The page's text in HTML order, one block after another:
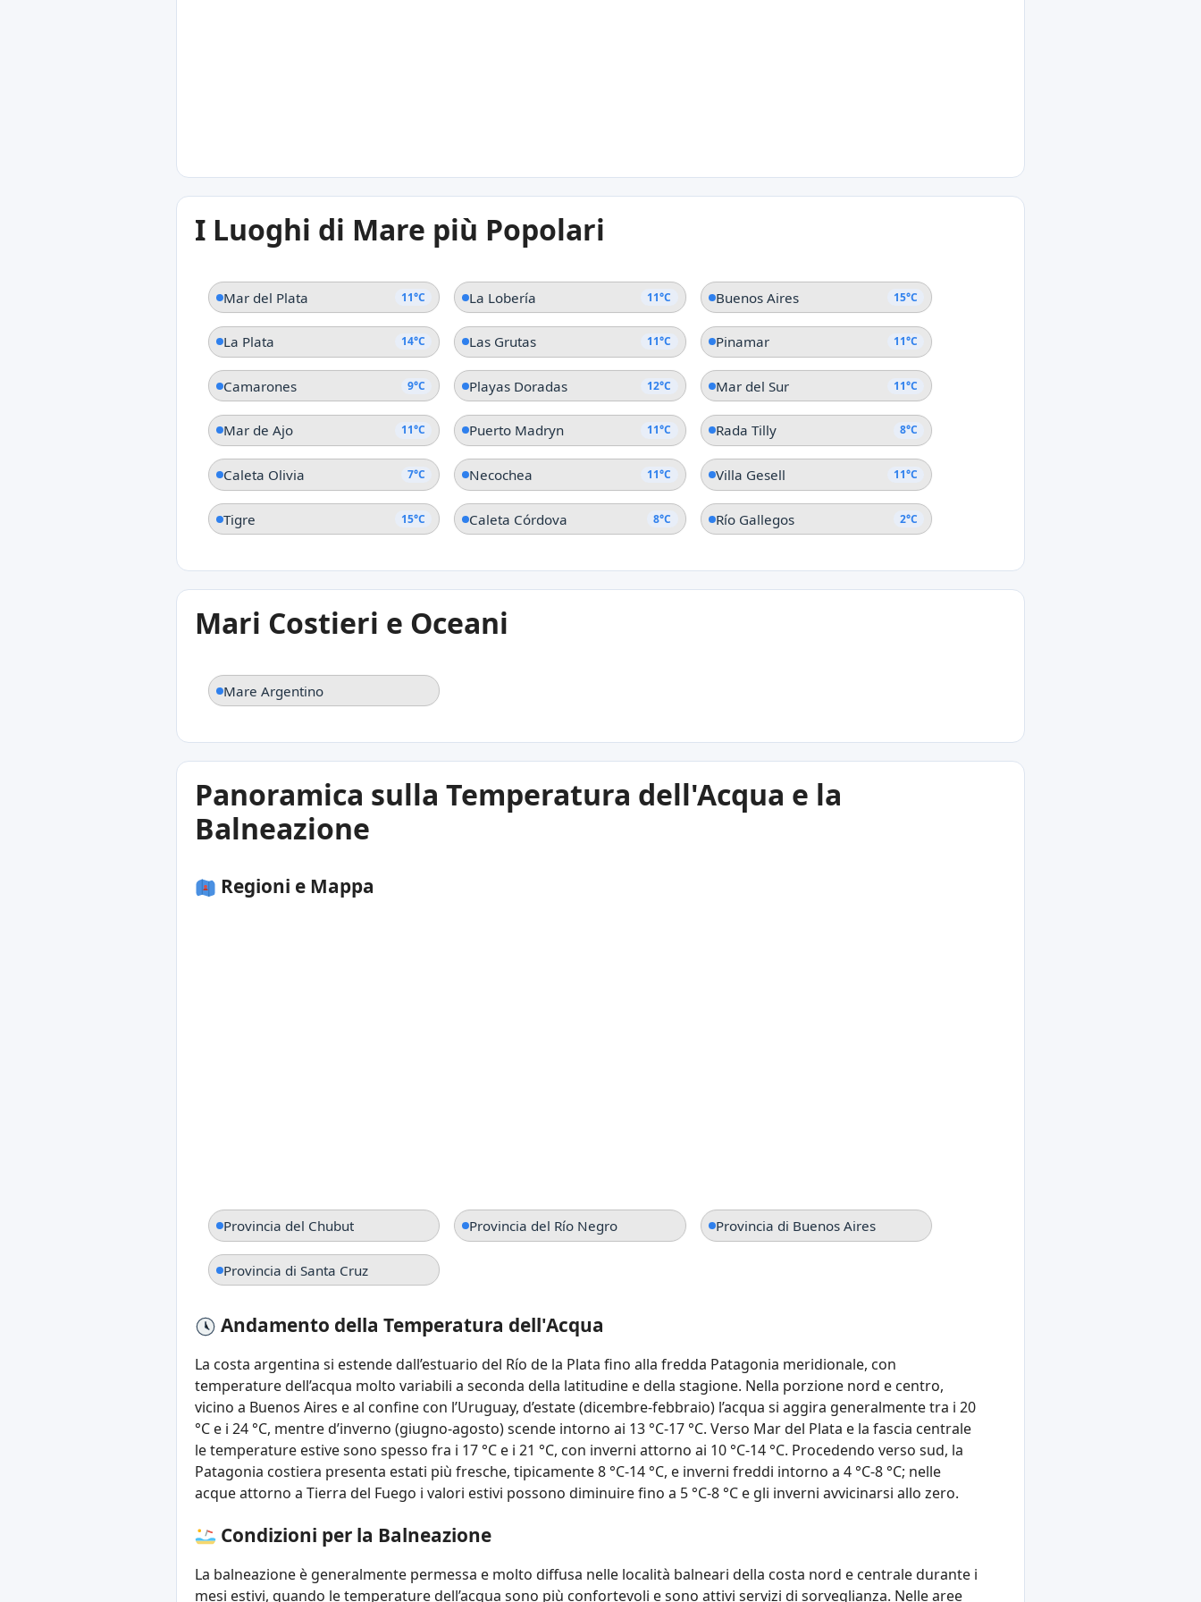
12°C
San Antonio Este
11°C
Playa Gaviota
11°C
I Luoghi di Mare più Popolari
Mar del Plata 11°C La Lobería 11°C Buenos Aires 15°C
La Plata 14°C Las Grutas 11°C Pinamar 11°C
Camarones 9°C Playas Doradas 12°C Mar del Sur 11°C
Mar de Ajo 11°C Puerto Madryn 11°C Rada Tilly 8°C
Caleta Olivia 7°C Necochea 11°C Villa Gesell 11°C
Tigre 15°C Caleta Córdova 8°C Río Gallegos 2°C
Mari Costieri e Oceani
Mare Argentino
Panoramica sulla Temperatura dell'Acqua e la
Balneazione
Regioni e Mappa
Provincia del Chubut Provincia del Río Negro Provincia di Buenos Aires
Provincia di Santa Cruz
Andamento della Temperatura dell'Acqua
La costa argentina si estende dall’estuario del Río de la Plata fino alla fredda Patagonia meridionale, con
temperature dell’acqua molto variabili a seconda della latitudine e della stagione. Nella porzione nord e centro,
vicino a Buenos Aires e al confine con l’Uruguay, d’estate (dicembre‑febbraio) l’acqua si aggira generalmente tra i 20
°C e i 24 °C, mentre d’inverno (giugno‑agosto) scende intorno ai 13 °C‑17 °C. Verso Mar del Plata e la fascia centrale
le temperature estive sono spesso fra i 17 °C e i 21 °C, con inverni attorno ai 10 °C‑14 °C. Procedendo verso sud, la
Patagonia costiera presenta estati più fresche, tipicamente 8 °C‑14 °C, e inverni freddi intorno a 4 °C‑8 °C; nelle
acque attorno a Tierra del Fuego i valori estivi possono diminuire fino a 5 °C‑8 °C e gli inverni avvicinarsi allo zero.
Condizioni per la Balneazione
La balneazione è generalmente permessa e molto diffusa nelle località balneari della costa nord e centrale durante i
mesi estivi, quando le temperature dell’acqua sono più confortevoli e sono attivi servizi di sorveglianza. Nelle aree